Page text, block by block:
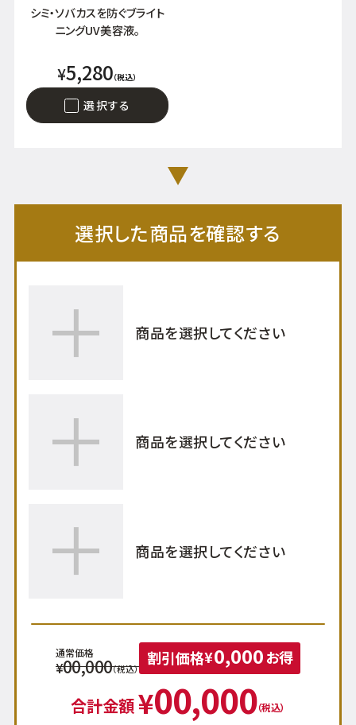
シミ・ソバカスを防ぐブライト
ニングUV美容液。
¥5,280（税込）
選択する
選択した商品を確認する
通常価格
¥00,000（税込）
割引価格¥0,000お得
合計金額¥00,000（税込）